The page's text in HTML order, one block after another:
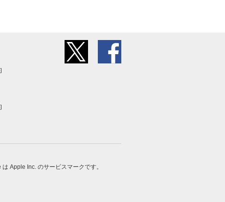
Apple Inc. のサービスマークです。